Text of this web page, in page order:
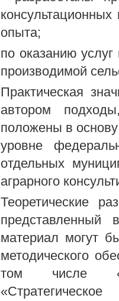
опыта;
по оказанию
производимой
Практическая
автором
положены в
уровне
отдельных
аграрного
Теоретические
представленный
материал могут
методического
том числе